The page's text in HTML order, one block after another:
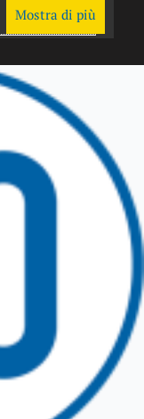
Mostra di più